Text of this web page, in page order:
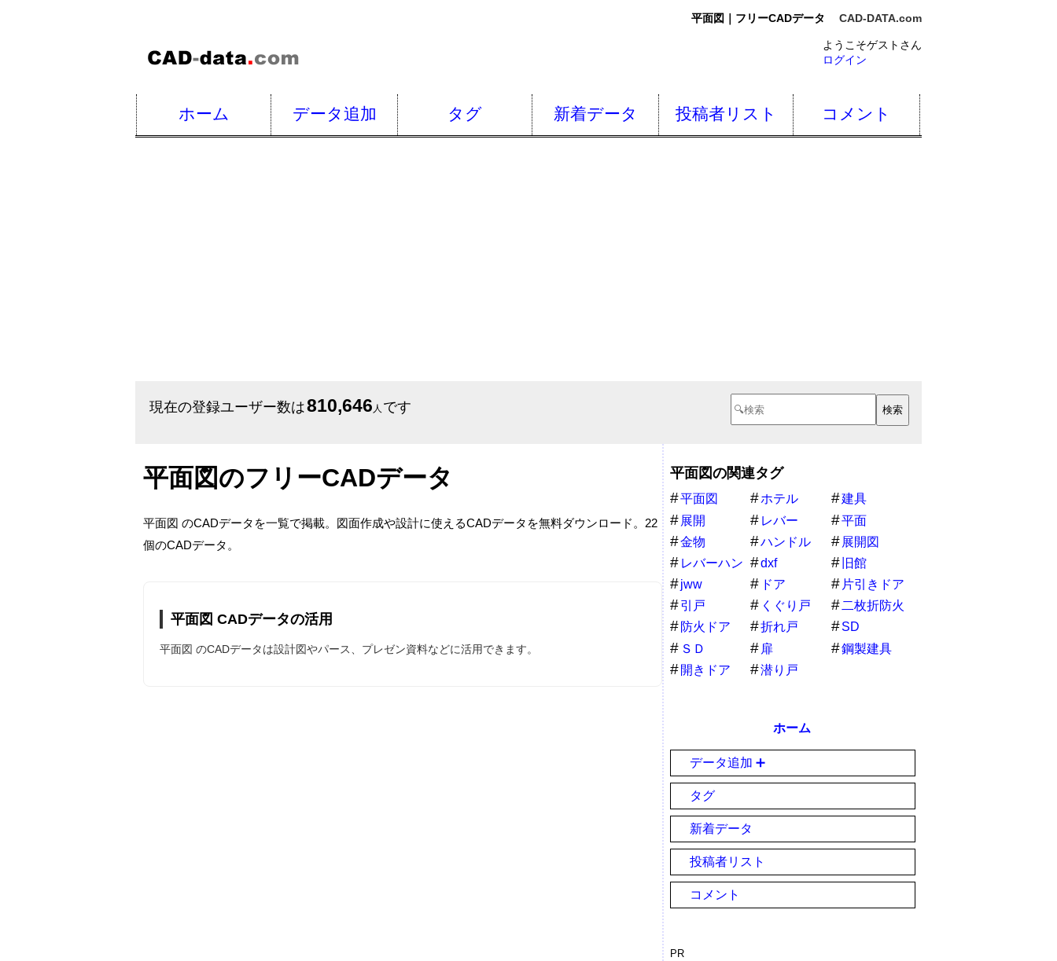
平面図｜フリーCADデータ CAD-DATA.com
ようこそゲストさん
ログイン
ホーム データ追加 タグ 新着データ 投稿者リスト コメント
現在の登録ユーザー数は810,646 人 です
平面図のフリーCADデータ
平面図 のCADデータを一覧で掲載。図面作成や設計に使えるCADデータを無料ダウンロード。22
個のCADデータ。
平面図 CADデータの活用
平面図 のCADデータは設計図やパース、プレゼン資料などに活用できます。
平面図の関連タグ
平面図 ホテル
建具
展開
レバー
平面
金物
ハンドル
展開図
レバーハン
ドル
dxf
旧館
jww
ドア
片引きドア
引戸
くぐり戸
二枚折防火
ドア
防火ドア 折れ戸
SD
ＳＤ
扉
鋼製建具
開きドア
潜り戸
ホーム
データ追加 ➕
タグ
新着データ
投稿者リスト
コメント
PR